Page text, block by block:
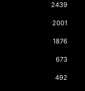
2439
2001
1876
673
492